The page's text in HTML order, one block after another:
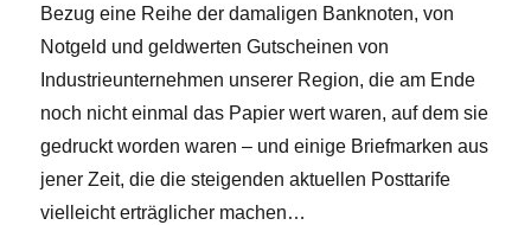
Bezug eine Reihe der damaligen Banknoten, von
Notgeld und geldwerten Gutscheinen von
Industrieunternehmen unserer Region, die am Ende
noch nicht einmal das Papier wert waren, auf dem sie
gedruckt worden waren – und einige Briefmarken aus
jener Zeit, die die steigenden aktuellen Posttarife
vielleicht erträglicher machen…